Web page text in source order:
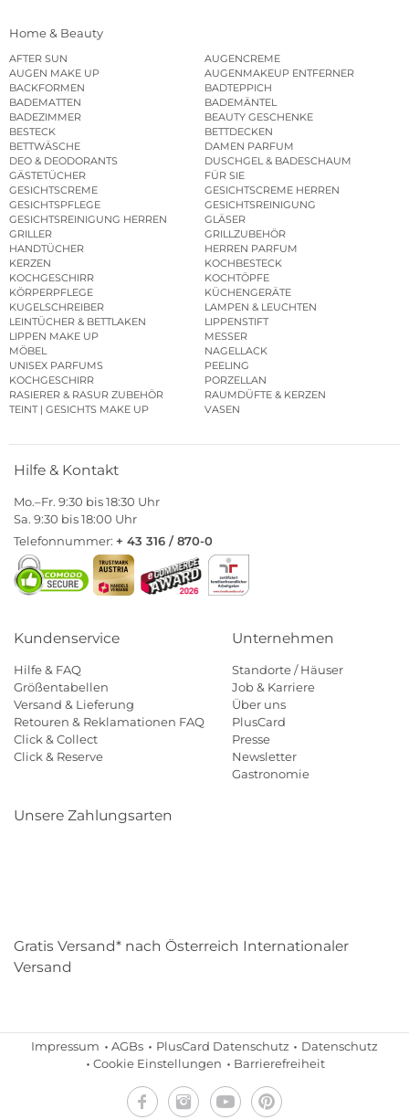
Home & Beauty
AFTER SUN
AUGENCREME
AUGEN MAKE UP
AUGENMAKEUP ENTFERNER
BACKFORMEN
BADTEPPICH
BADEMATTEN
BADEMÄNTEL
BADEZIMMER
BEAUTY GESCHENKE
BESTECK
BETTDECKEN
BETTWÄSCHE
DAMEN PARFUM
DEO & DEODORANTS
DUSCHGEL & BADESCHAUM
GÄSTETÜCHER
FÜR SIE
GESICHTSCREME
GESICHTSCREME HERREN
GESICHTSPFLEGE
GESICHTSREINIGUNG
GESICHTSREINIGUNG HERREN
GLÄSER
GRILLER
GRILLZUBEHÖR
HANDTÜCHER
HERREN PARFUM
KERZEN
KOCHBESTECK
KOCHGESCHIRR
KOCHTÖPFE
KÖRPERPFLEGE
KÜCHENGERÄTE
KUGELSCHREIBER
LAMPEN & LEUCHTEN
LEINTÜCHER & BETTLAKEN
LIPPENSTIFT
LIPPEN MAKE UP
MESSER
MÖBEL
NAGELLACK
UNISEX PARFUMS
PEELING
KOCHGESCHIRR
PORZELLAN
RASIERER & RASUR ZUBEHÖR
RAUMDÜFTE & KERZEN
TEINT | GESICHTS MAKE UP
VASEN
Hilfe & Kontakt
Mo.–Fr. 9:30 bis 18:30 Uhr
Sa. 9:30 bis 18:00 Uhr
Telefonnummer: + 43 316 / 870-0
Kundenservice
Hilfe & FAQ
Größentabellen
Versand & Lieferung
Retouren & Reklamationen FAQ
Click & Collect
Click & Reserve
Unternehmen
Standorte / Häuser
Job & Karriere
Über uns
PlusCard
Presse
Newsletter
Gastronomie
Unsere Zahlungsarten
Gratis Versand* nach Österreich Internationaler
Versand
Impressum AGBs PlusCard Datenschutz
Datenschutz
Cookie Einstellungen
Barrierefreiheit